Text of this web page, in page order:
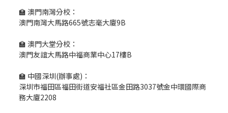
🏫 澳門南灣分校：
澳門南灣大馬路665號志毫大廈9B
🏫 澳門大堂分校：
澳門友誼大馬路中福商業中心17樓B
🏫 中國深圳(辦事處)：
深圳市福田區福田街道安福社區金田路3037號金中環國際商
務大廈2208